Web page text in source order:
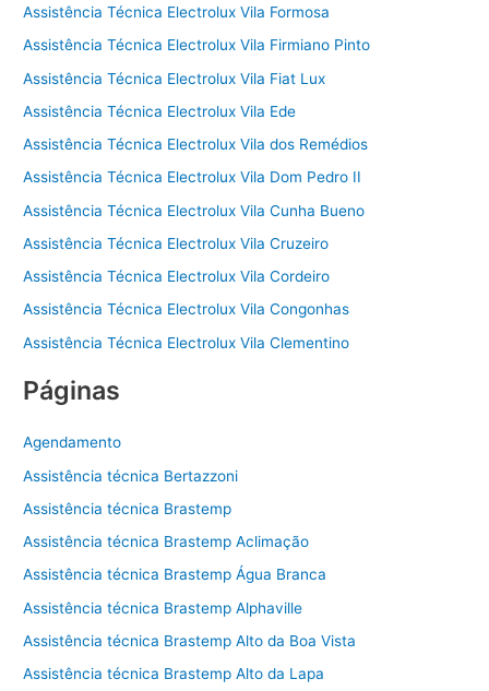
Assistência Técnica Electrolux Vila Formosa
Assistência Técnica Electrolux Vila Firmiano Pinto
Assistência Técnica Electrolux Vila Fiat Lux
Assistência Técnica Electrolux Vila Ede
Assistência Técnica Electrolux Vila dos Remédios
Assistência Técnica Electrolux Vila Dom Pedro II
Assistência Técnica Electrolux Vila Cunha Bueno
Assistência Técnica Electrolux Vila Cruzeiro
Assistência Técnica Electrolux Vila Cordeiro
Assistência Técnica Electrolux Vila Congonhas
Assistência Técnica Electrolux Vila Clementino
Páginas
Agendamento
Assistência técnica Bertazzoni
Assistência técnica Brastemp
Assistência técnica Brastemp Aclimação
Assistência técnica Brastemp Água Branca
Assistência técnica Brastemp Alphaville
Assistência técnica Brastemp Alto da Boa Vista
Assistência técnica Brastemp Alto da Lapa